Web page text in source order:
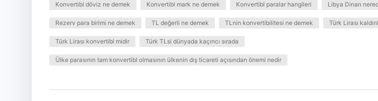
Konvertibl döviz ne demek Konvertibl mark ne demek Konvertibl paralar hangileri Libya Dinarı
Rezerv para birimi ne demek TL değerli ne demek TLnin konvertibilitesi ne demek Türk Lirası
Türk Lirası konvertibl midir Türk TLsi dünyada kaçıncı sırada
Ülke parasının tam konvertibl olmasının ülkenin dış ticareti açısından önemi nedir